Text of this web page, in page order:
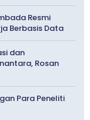
Resmi
Berbasis Data
dan
Rosan
Para Peneliti